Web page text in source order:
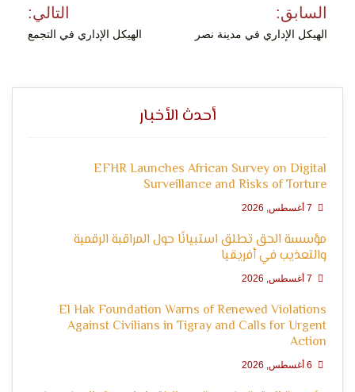
التعبير
وحقوق
المقالات
السابق:
الهيكل الإداري في مدينة نصر
التالي:
الهيكل الإداري في التجمع
أحدث الأخبار
EFHR Launches African Survey on Digital
Surveillance and Risks of Torture
مؤسسة الحق تطلق استبيانًا حول المراقبة الرقمية
والتعذيب في أفريقيا
El Hak Foundation Warns of Renewed Violations
Against Civilians in Tigray and Calls for Urgent
Action